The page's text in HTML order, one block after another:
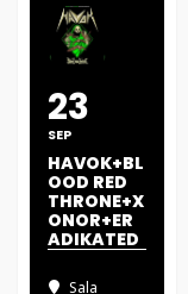
23
SEP
HAVOK+BL
OOD RED
THRONE+X
ONOR+ER
ADIKATED
Sala